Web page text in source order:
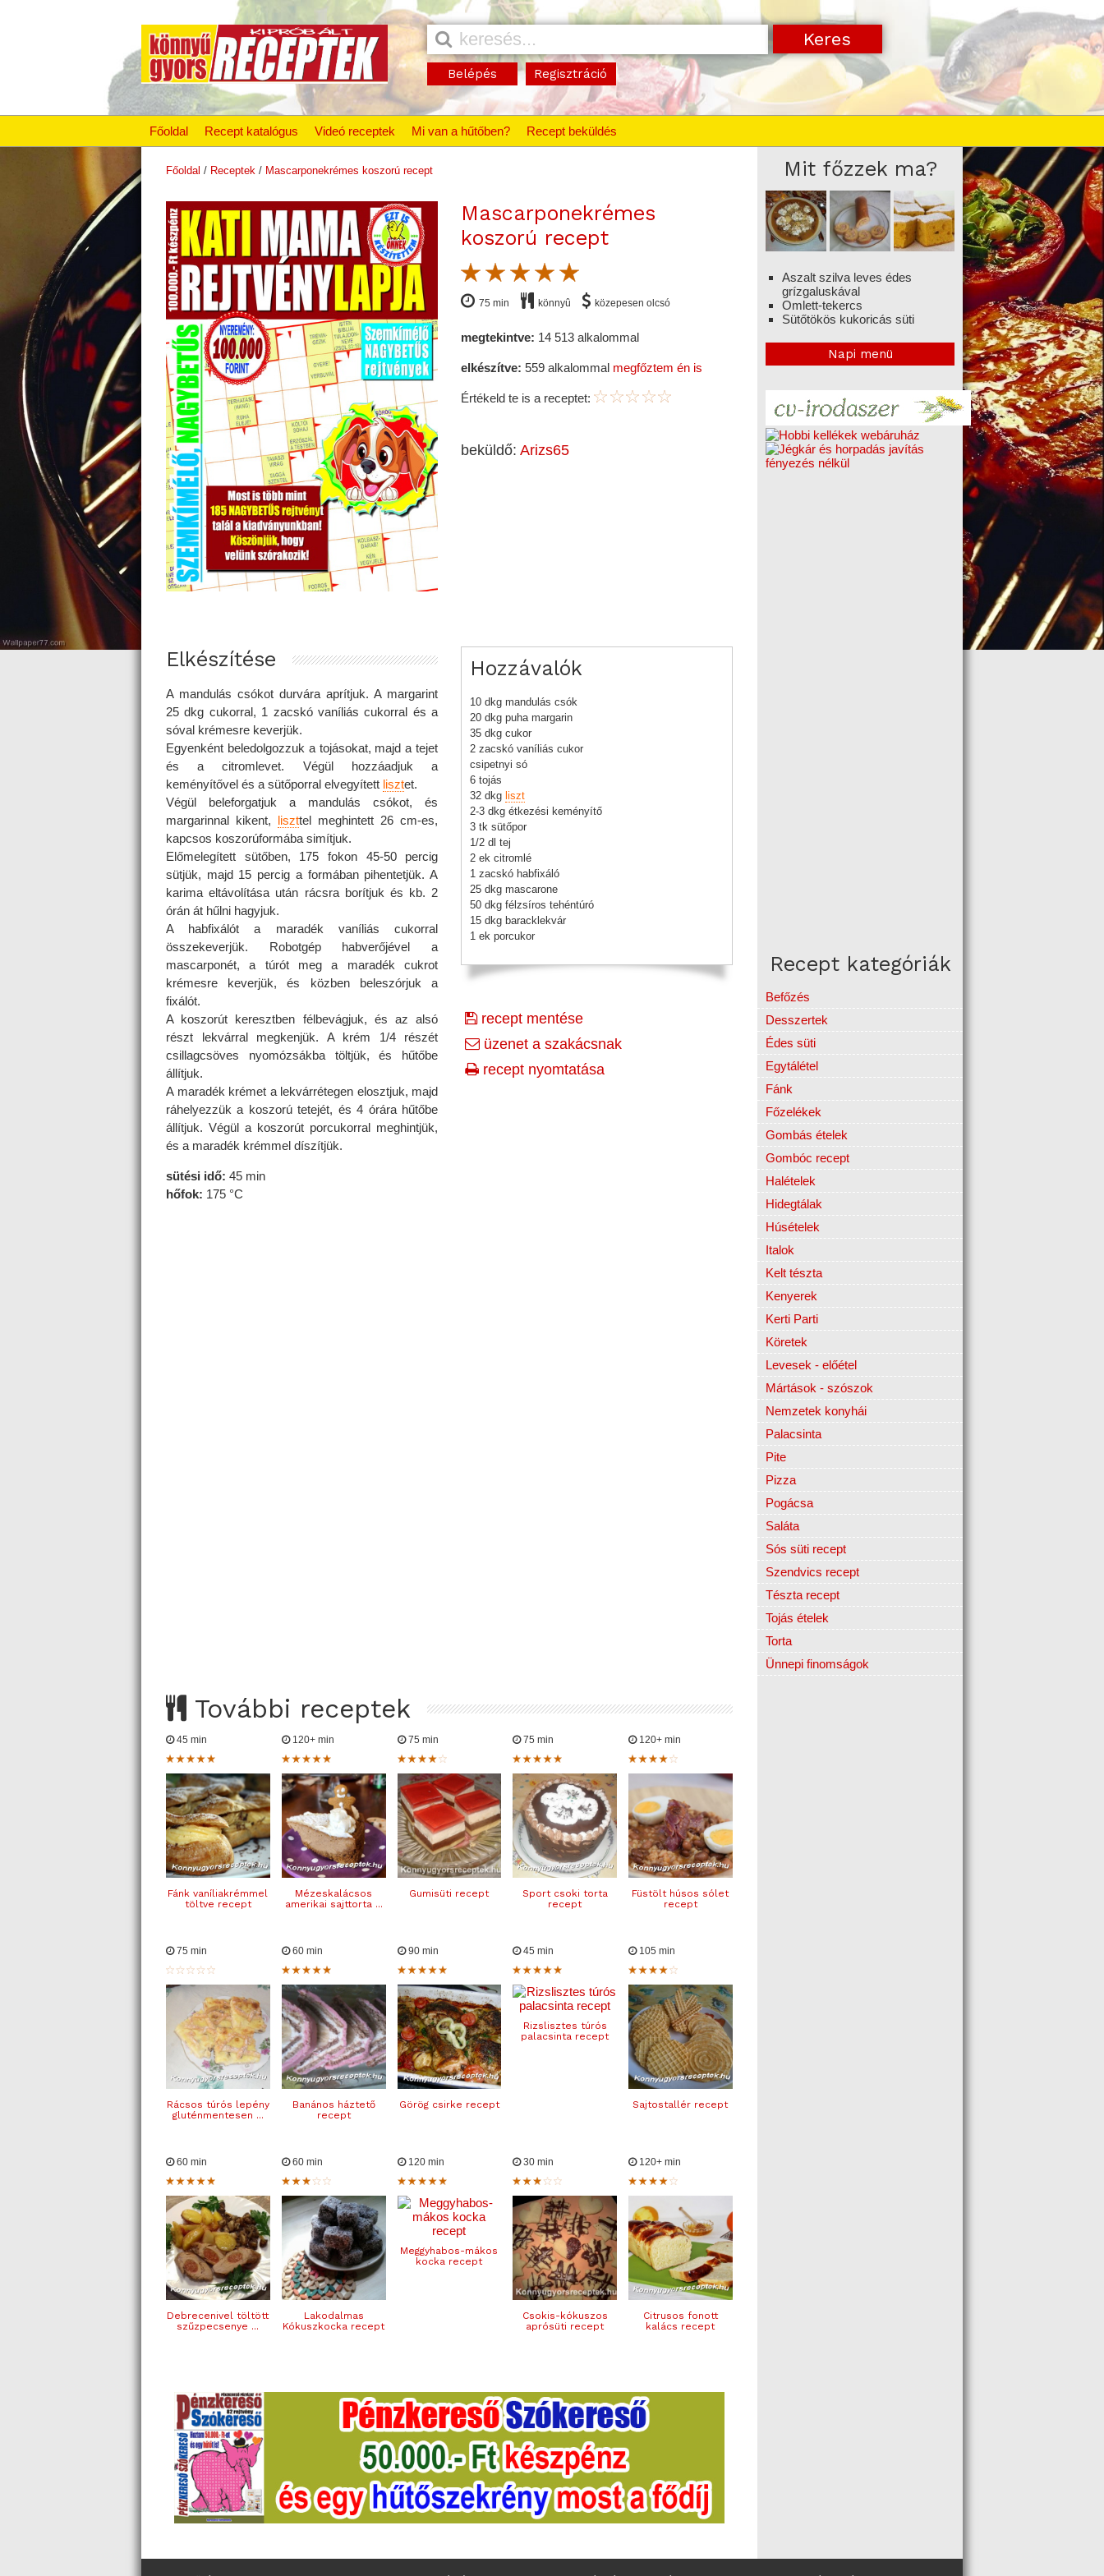
Belépés Regisztráció
Főoldal Recept katalógus Videó receptek Mi van a hűtőben? Recept beküldés
Főoldal / Receptek / Mascarponekrémes koszorú recept
Mascarponekrémes
koszorú recept
75 min könnyû közepesen olcsó
megtekintve: 14 513 alkalommal
elkészítve: 559 alkalommal megfőztem én is
Értékeld te is a receptet:
beküldő: Arizs65
Elkészítése
A mandulás csókot durvára aprítjuk. A margarint
25 dkg cukorral, 1 zacskó vaníliás cukorral és a
sóval krémesre keverjük.
Egyenként beledolgozzuk a tojásokat, majd a tejet
és a citromlevet. Végül hozzáadjuk a
keményítővel és a sütőporral elvegyített lisztet.
Végül beleforgatjuk a mandulás csókot, és
margarinnal kikent, liszttel meghintett 26 cm-es,
kapcsos koszorúformába simítjuk.
Előmelegített sütőben, 175 fokon 45-50 percig
sütjük, majd 15 percig a formában pihentetjük. A
karima eltávolítása után rácsra borítjuk és kb. 2
órán át hűlni hagyjuk.
A habfixálót a maradék vaníliás cukorral
összekeverjük. Robotgép habverőjével a
mascarponét, a túrót meg a maradék cukrot
krémesre keverjük, és közben beleszórjuk a
fixálót.
A koszorút keresztben félbevágjuk, és az alsó
részt lekvárral megkenjük. A krém 1/4 részét
csillagcsöves nyomózsákba töltjük, és hűtőbe
állítjuk.
A maradék krémet a lekvárrétegen elosztjuk, majd
ráhelyezzük a koszorú tetejét, és 4 órára hűtőbe
állítjuk. Végül a koszorút porcukorral meghintjük,
és a maradék krémmel díszítjük.
sütési idő: 45 min
hőfok: 175 °C
Hozzávalók
10 dkg mandulás csók
20 dkg puha margarin
35 dkg cukor
2 zacskó vaníliás cukor
csipetnyi só
6 tojás
32 dkg liszt
2-3 dkg étkezési keményítő
3 tk sütőpor
1/2 dl tej
2 ek citromlé
1 zacskó habfixáló
25 dkg mascarone
50 dkg félzsíros tehéntúró
15 dkg baracklekvár
1 ek porcukor
recept mentése
üzenet a szakácsnak
recept nyomtatása
További receptek
45 min
Fánk vaníliakrémmel
töltve recept
120+ min
Mézeskalácsos
amerikai sajttorta ...
75 min
Gumisüti recept
75 min
Sport csoki torta
recept
120+ min
Füstölt húsos sólet
recept
75 min
Rácsos túrós lepény
gluténmentesen ...
60 min
Banános háztető
recept
90 min
Görög csirke recept
45 min
Rizslisztes túrós
palacsinta recept
105 min
Sajtostallér recept
60 min
Debrecenivel töltött
szűzpecsenye ...
60 min
Lakodalmas
Kókuszkocka recept
120 min
Meggyhabos-mákos
kocka recept
30 min
Csokis-kókuszos
aprósüti recept
120+ min
Citrusos fonott
kalács recept
Mit főzzek ma?
Aszalt szilva leves édes
grízgaluskával
Omlett-tekercs
Sütőtökös kukoricás süti
Napi menü
Recept kategóriák
Befőzés
Desszertek
Édes süti
Egytálétel
Fánk
Főzelékek
Gombás ételek
Gombóc recept
Halételek
Hidegtálak
Húsételek
Italok
Kelt tészta
Kenyerek
Kerti Parti
Köretek
Levesek - előétel
Mártások - szószok
Nemzetek konyhái
Palacsinta
Pite
Pizza
Pogácsa
Saláta
Sós süti recept
Szendvics recept
Tészta recept
Tojás ételek
Torta
Ünnepi finomságok